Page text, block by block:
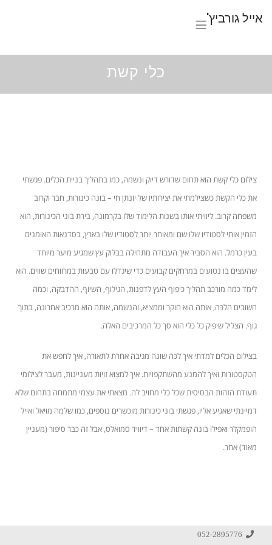
אייל גורביץ'
כלי קשת
צילום כלי קשת הוא תחום שדורש דיוק ונשמה, כמו בתהליך בניית הכלים. פגשתי
את כלי הקשת כשצילמתי את יצירותיו של יונתן חי –בונה כינורות, חבר וקרוב
משפחה קרוב. ליוויתי אותו בשנות הלימוד שלו בקרמונה, בירת בוני הכינורות, הוא
הזמין אותי לסטודיו שלו שם ומאוחר יותר לסטודיו שלו בארץ, בסדנאות האומנים
בעין כרמל. הוא הסביר איך העבודה מתחילה בבלוק עץ שמגיע מיער מיוחד
שהעצים בו נטועים במרחקים קבועים כדי שיגדלו עם טבעות במרווחים שווים. הוא
לימד כמה מורכב תהליך כיפוף העץ לדפנות, הגילוף, השיוף, ההדבקה, וכמה
חשובים הלכּה, אותה הוא חוקר וממציא, והנשמה, אותה הוא מרכיב אחרונה, בתוך
גוף. הצליל שיפיק כל כלי הוא סך כל המרכיבים האלה.
בצילום הכלים למדתי איך לכּה שונה מגיבה אחרת לתאורה, איך לחפש את
הטקסטורות ואיך להמנע מהשתקפויות. איך למצוא זויות מעניינות, מעבר לצילומי
תעודת הזהות הבסיסית שכל כלי מחויב לה. מצאתי את עצמי מתמחה בתחום שלא
דמיינתי שאגיע אליו, פגשתי בוני כינורות מוכשרים נוספים, כמו שלמה מויאל ואייל
הופמקלר ואפילו בונה קשתות אחד – דיוויד סמואלס, אבל זה כבר סיפור (מעניין
מאוד) אחר.
052-2895776